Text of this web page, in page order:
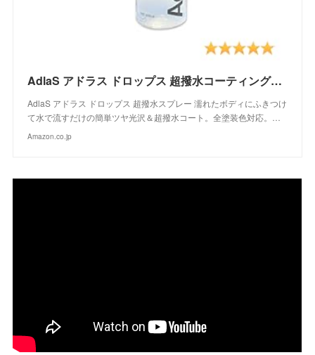
AdlaS アドラス ドロップス 超撥水コーティングスプレー C-DC-050 濡れたボディにふきつけて水で流すだけのツヤ超撥水コート 全塗装色対応
AdlaS アドラス ドロップス 超撥水スプレー 濡れたボディにふきつけ
て水で流すだけの簡単ツヤ光沢＆超撥水コート。全塗装色対応。…
Amazon.co.jp